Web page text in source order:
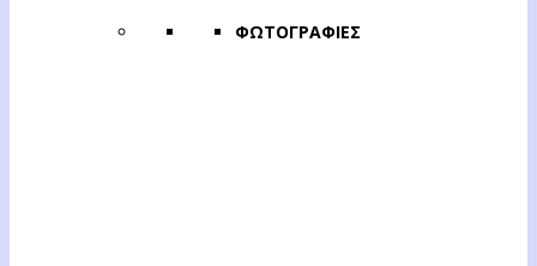
ΦΩΤΟΓΡΑΦΙΕΣ